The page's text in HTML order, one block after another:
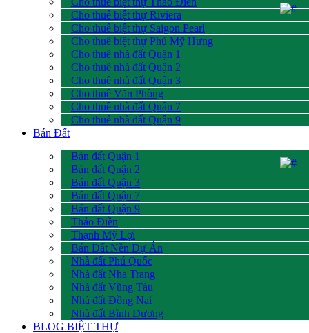
Cho thuê biệt thự Riviera
Cho thuê biệt thự Saigon Pearl
Cho thuê biệt thự Phú Mỹ Hưng
Cho thuê nhà đất Quận 1
Cho thuê nhà đất Quận 2
Cho thuê nhà đất Quận 3
Cho thuê Văn Phòng
Cho thuê nhà đất Quận 7
Cho thuê nhà đất Quận 9
Bán Đất
Bán đất Quận 1
Bán đất Quận 2
Bán đất Quận 3
Bán đất Quận 7
Bán đất Quận 9
Thảo Điền
Thạnh Mỹ Lợi
Bán Đất Nền Dự Án
Nhà đất Phú Quốc
Nhà đất Nha Trang
Nhà đất Vũng Tàu
Nhà đất Đồng Nai
Nhà đất Bình Dương
BLOG BIỆT THỰ